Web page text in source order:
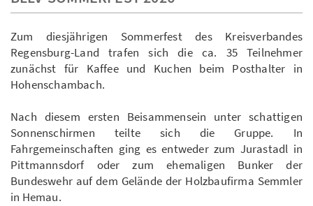
Zum diesjährigen Sommerfest des Kreisverbandes
Regensburg-Land trafen sich die ca. 35 Teilnehmer
zunächst für Kaffee und Kuchen beim Posthalter in
Hohenschambach.
Nach diesem ersten Beisammensein unter schattigen
Sonnenschirmen teilte sich die Gruppe. In
Fahrgemeinschaften ging es entweder zum Jurastadl in
Pittmannsdorf oder zum ehemaligen Bunker der
Bundeswehr auf dem Gelände der Holzbaufirma Semmler
in Hemau.